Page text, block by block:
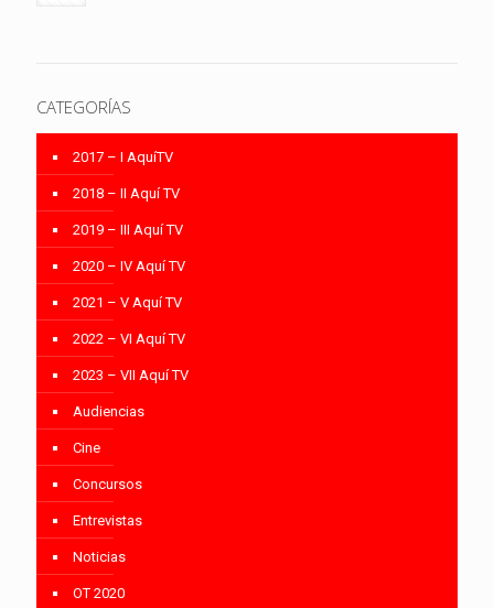
CATEGORÍAS
2017 – I AquíTV
2018 – II Aquí TV
2019 – III Aquí TV
2020 – IV Aquí TV
2021 – V Aquí TV
2022 – VI Aquí TV
2023 – VII Aquí TV
Audiencias
Cine
Concursos
Entrevistas
Noticias
OT 2020